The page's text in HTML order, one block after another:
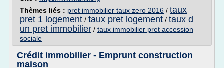
Thèmes liés : pret immobilier taux zero 2016 / taux
pret 1 logement / taux pret logement / taux d
un pret immobilier / taux immobilier pret accession
sociale
Crédit immobilier - Emprunt construction
maison